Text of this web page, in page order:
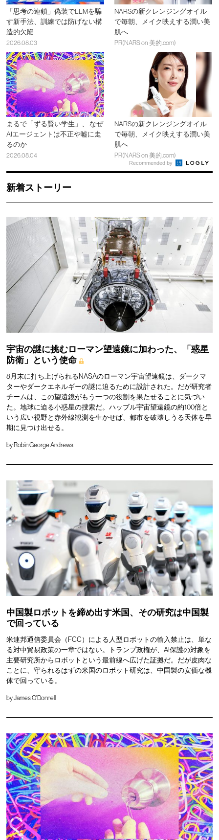
「思考の連鎖」偽装でLLMを騙
す新手法、訓練では防げない構
造的欠陥
2026.08.03
NARSの新クレンジングオイル
で毎朝、メイク映えする潤い美
肌へ
PR(NARS on 美的.com)
まるで「ずる賢い学生」、 なぜ
AIエージェントは不正や嘘に走
るのか
2026.08.04
NARSの新クレンジングオイル
で毎朝、メイク映えする潤い美
肌へ
PR(NARS on 美的.com)
Recommended by
新着ストーリー
宇宙の謎に挑むローマン望遠鏡に加わった、「惑星
防衛」という使命
8月末に打ち上げられるNASAのローマン宇宙望遠鏡は、ダークマ
ターやダークエネルギーの謎に迫るために設計された。だが研究者
チームは、この望遠鏡がもう一つの役割を果たせることに気づい
た。地球に迫る小惑星の捜索だ。ハッブル宇宙望遠鏡の約100倍と
いう広い視野と赤外線観測を生かせば、都市を破壊しうる天体を早
期に見つけ出せる。
byRobin George Andrews
中国製ロボットを締め出す米国、その研究は中国製
で回っている
米連邦通信委員会（FCC）による人型ロボットの輸入禁止は、単な
る対中貿易政策の一章ではない。トランプ政権が、AI保護の対象を
主要研究所からロボットという最前線へ広げた証拠だ。だが皮肉な
ことに、守られるはずの米国のロボット研究は、中国製の安価な機
体で回っている。
byJames O'Donnell